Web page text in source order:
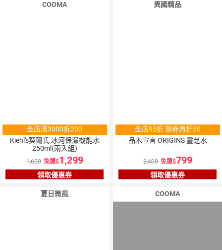
COOMA
全店滿3000折200
Kiehl's契爾氏 冰河保濕機能水
250ml(兩入組)
1,600 免運 1,299
領取優惠券
異國精品
全店95折 領券再折50
品木宣言 ORIGINS 靈芝水
2,400 免運 799
領取優惠券
夏日微風 COOMA